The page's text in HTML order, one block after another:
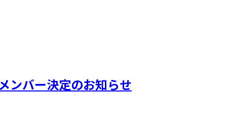
ンバー決定のお知らせ